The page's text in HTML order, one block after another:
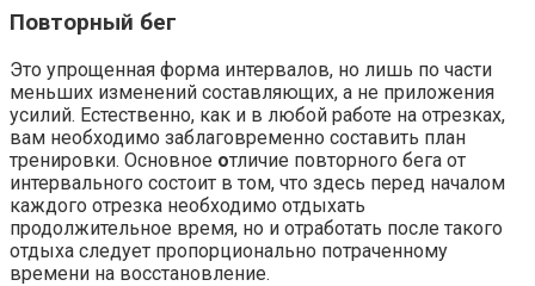
Повторный бег
Это упрощенная форма интервалов, но лишь по части
меньших изменений составляющих, а не приложения
усилий. Естественно, как и в любой работе на отрезках,
вам необходимо заблаговременно составить план
тренировки. Основное отличие повторного бега от
интервального состоит в том, что здесь перед началом
каждого отрезка необходимо отдыхать
продолжительное время, но и отработать после такого
отдыха следует пропорционально потраченному
времени на восстановление.